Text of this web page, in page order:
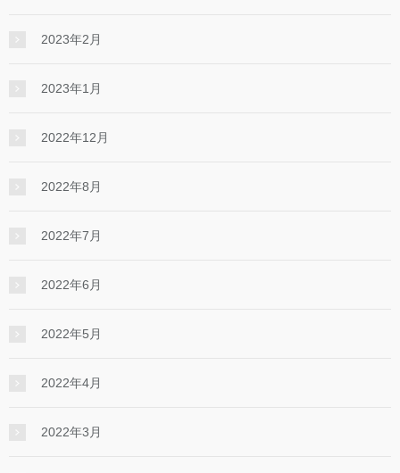
2023年2月
2023年1月
2022年12月
2022年8月
2022年7月
2022年6月
2022年5月
2022年4月
2022年3月